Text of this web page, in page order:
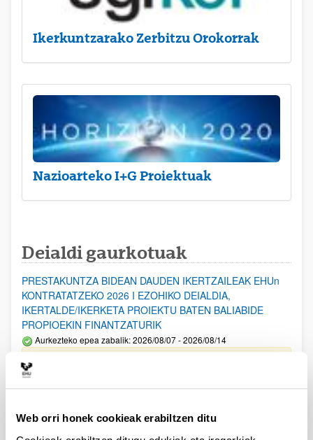
Web orri honek cookieak erabiltzen ditu
Ikerkuntzarako Zerbitzu Orokorrak
Nazioarteko I+G Proiektuak
Deialdi gaurkotuak
PRESTAKUNTZA BIDEAN DAUDEN IKERTZAILEAK EHUn
KONTRATATZEKO 2026 I EZOHIKO DEIALDIA,
IKERTALDE/IKERKETA PROIEKTU BATEN BALIABIDE
PROPIOEKIN FINANTZATURIK
Aurkezteko epea zabalik: 2026/08/07 - 2026/08/14
Izapide irekia